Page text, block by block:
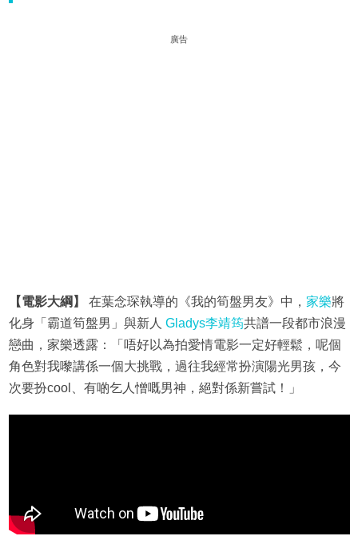
廣告
【電影大綱】 在葉念琛執導的《我的筍盤男友》中， 家樂將
化身「霸道筍盤男」與新人 Gladys李靖筠共譜一段都市浪漫
戀曲，家樂透露：「唔好以為拍愛情電影一定好輕鬆，呢個
角色對我嚟講係一個大挑戰，過往我經常扮演陽光男孩，今
次要扮cool、有啲乞人憎嘅男神，絕對係新嘗試！」